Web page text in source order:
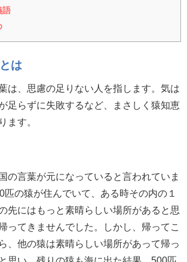
語
は
は、思慮の足りない人を指します。気は
足らずに失敗するなど、まさしく猿知恵
ます。
の言葉が元になっていると言われていま
匹の猿が住んでいて、ある時その内の１
先にはもっと素晴らしい場所があると思
ってきませんでした。しかし、帰ってこ
、他の猿は素晴らしい場所があって帰っ